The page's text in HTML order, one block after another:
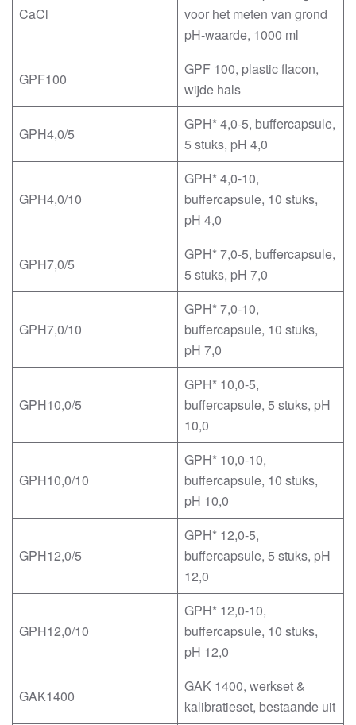
CaCl
voor het meten van grond
pH-waarde, 1000 ml
GPF100
GPF 100, plastic flacon,
wijde hals
GPH4,0/5
GPH* 4,0-5, buffercapsule,
5 stuks, pH 4,0
GPH4,0/10
GPH* 4,0-10,
buffercapsule, 10 stuks,
pH 4,0
GPH7,0/5
GPH* 7,0-5, buffercapsule,
5 stuks, pH 7,0
GPH7,0/10
GPH* 7,0-10,
buffercapsule, 10 stuks,
pH 7,0
GPH10,0/5
GPH* 10,0-5,
buffercapsule, 5 stuks, pH
10,0
GPH10,0/10
GPH* 10,0-10,
buffercapsule, 10 stuks,
pH 10,0
GPH12,0/5
GPH* 12,0-5,
buffercapsule, 5 stuks, pH
12,0
GPH12,0/10
GPH* 12,0-10,
buffercapsule, 10 stuks,
pH 12,0
GAK1400
GAK 1400, werkset &
kalibratieset, bestaande uit